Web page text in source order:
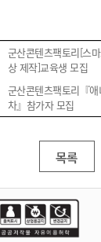
군산콘텐츠팩토리[스
상 제작]교육생 모집
군산콘텐츠팩토리『
차』참가자 모집
목록